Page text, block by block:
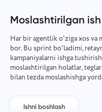
Moslashtirilgan
Har bir agentlik o'ziga xos
bor. Bu sprint bo'ladimi,
kampaniyalarni ishga
moslashtirilgan holatlar,
bilan tezda moslashishga
Ishni boshlash